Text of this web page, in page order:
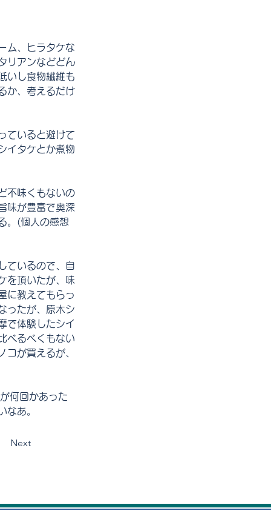
ム、ヒラタケな
リアンなどどん
いし食物繊維も
か、考えるだけ
ていると避けて
イタケとか煮物
不味くもないの
味が豊富で奥深
。(個人の感想
ているので、自
を頂いたが、味
に教えてもらっ
ったが、原木シ
で体験したシイ
べるべくもない
コが買えるが、
何回かあった
なあ。
Next